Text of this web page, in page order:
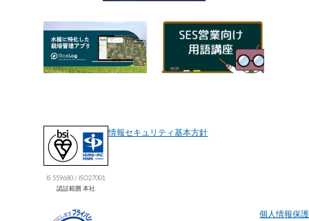
IS 559680 / ISO27001
認証範囲 本社
情報セキュリティ基本方針
個人情報保